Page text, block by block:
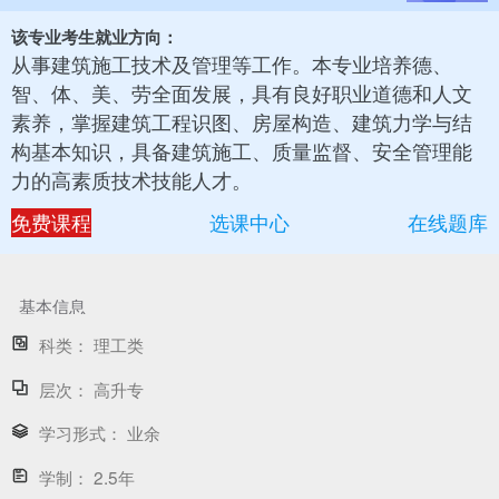
该专业考生就业方向：
从事建筑施工技术及管理等工作。本专业培养德、
智、体、美、劳全面发展，具有良好职业道德和人文
素养，掌握建筑工程识图、房屋构造、建筑力学与结
构基本知识，具备建筑施工、质量监督、安全管理能
力的高素质技术技能人才。
免费课程
选课中心 在线题库
基本信息
科类： 理工类
层次： 高升专
学习形式： 业余
学制： 2.5年